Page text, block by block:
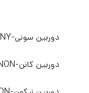
دوربین سونی-SONY
دوربین کانن-CANON